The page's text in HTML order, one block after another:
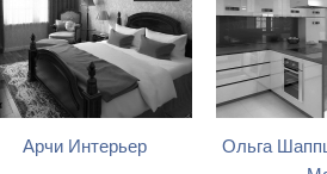
Арчи Интерьер
Ольга